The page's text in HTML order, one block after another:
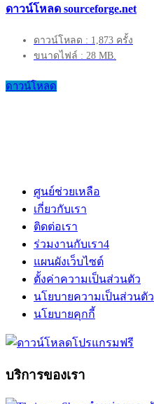
ดาวน์โหลด sourceforge.net
ดาวน์โหลด : 1,873 ครั้ง
ขนาดไฟล์ : 28 MB.
ดาวน์โหลด
ศูนย์ช่วยเหลือ
เกี่ยวกับเรา
ติดต่อเรา
ร่วมงานกับเรา4
แผนผังเว็บไซต์
ตั้งค่าความเป็นส่วนตัว
นโยบายความเป็นส่วนตัว
นโยบายคุกกี้
บริการของเรา